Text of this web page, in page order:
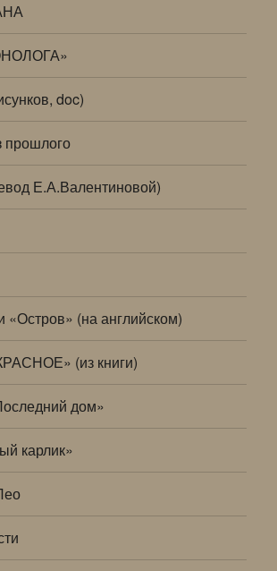
doc)
прошлого
Е.А.Валентиновой)
«Остров» (на английском)
(из книги)
дом»
карлик»